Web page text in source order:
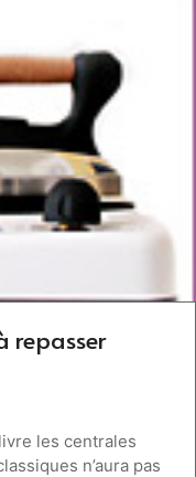
repasser
les centrales
n’aura pas